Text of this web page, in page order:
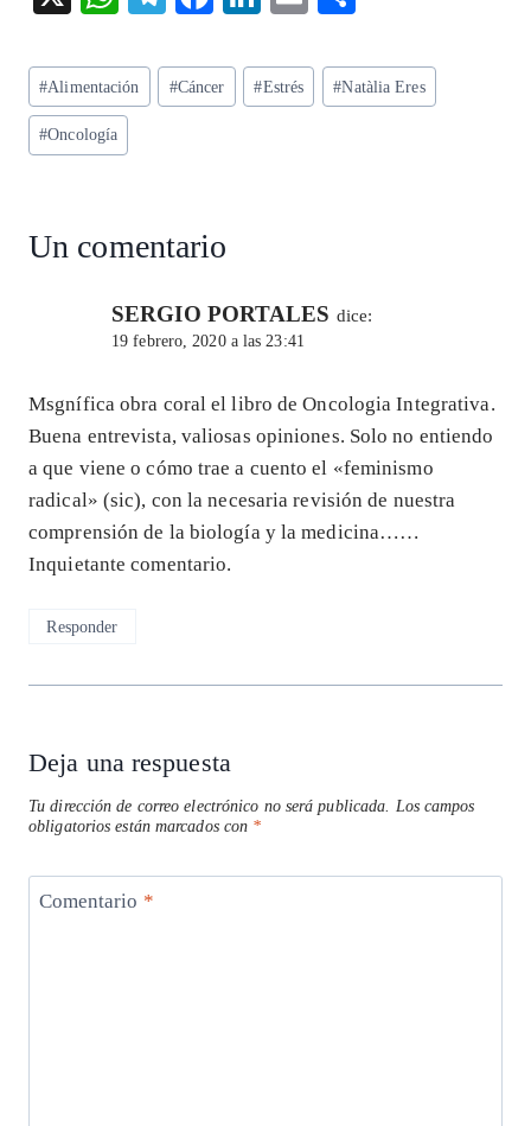
ts
A
p
eg
ra
eb
o
ke
dI
ai
l
re
Etiquetas
de
la
#Alimentación #Cáncer #Estrés #Natàlia Eres
#Oncología
Un comentario
SERGIO PORTALES dice:
19 febrero, 2020 a las 23:41
Msgnífica obra coral el libro de Oncologia Integrativa.
Buena entrevista, valiosas opiniones. Solo no entiendo
a que viene o cómo trae a cuento el «feminismo
radical» (sic), con la necesaria revisión de nuestra
comprensión de la biología y la medicina……
Inquietante comentario.
Responder
Deja una respuesta
Tu dirección de correo electrónico no será publicada. Los campos
obligatorios están marcados con *
Comentario *